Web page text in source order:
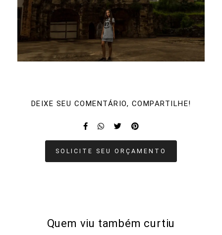
DEIXE SEU COMENTÁRIO, COMPARTILHE!
SOLICITE SEU ORÇAMENTO
Quem viu também curtiu